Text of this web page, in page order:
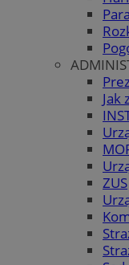
Jak
ZUS